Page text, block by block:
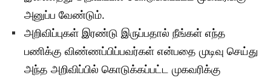
அனுப்ப வேண்டும்.
அறிவிப்புகள் இரண்டு இருப்பதால் நீங்கள் எந்த
பணிக்கு விண்ணப்பிப்பவர்கள் என்பதை முடிவு செய்து
அந்த அறிவிப்பில் கொடுக்கப்பட்ட முகவரிக்கு